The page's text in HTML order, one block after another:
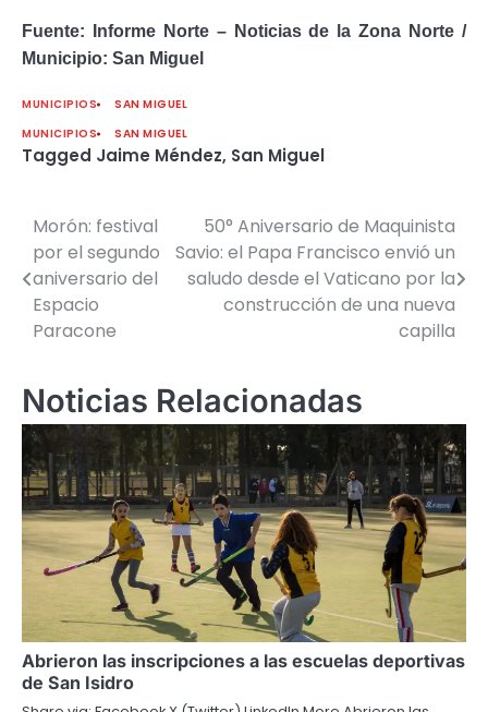
Fuente: Informe Norte – Noticias de la Zona Norte /
Municipio: San Miguel
MUNICIPIOS
SAN MIGUEL
MUNICIPIOS
SAN MIGUEL
Tagged Jaime Méndez, San Miguel
Navegación
de
entradas
Morón: festival
por el segundo
aniversario del
Espacio
Paracone
50° Aniversario de Maquinista
Savio: el Papa Francisco envió un
saludo desde el Vaticano por la
construcción de una nueva
capilla
Noticias Relacionadas
Abrieron las inscripciones a las escuelas deportivas
de San Isidro